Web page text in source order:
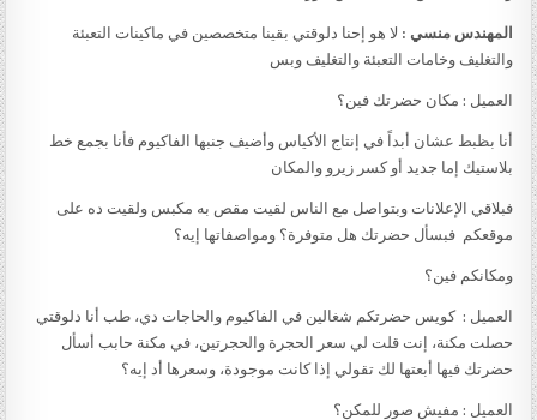
المهندس منسي : لا هو إحنا دلوقتي بقينا متخصصين في ماكينات التعبئة
والتغليف وخامات التعبئة والتغليف وبس
العميل : مكان حضرتك فين؟
أنا بظبط عشان أبداً في إنتاج الأكياس وأضيف جنبها الفاكيوم فأنا بجمع خط
بلاستيك إما جديد أو كسر زيرو والمكان
فبلاقي الإعلانات وبتواصل مع الناس لقيت مقص به مكبس ولقيت ده على
موقعكم فبسأل حضرتك هل متوفرة؟ ومواصفاتها إيه؟
ومكانكم فين؟
العميل : كويس حضرتكم شغالين في الفاكيوم والحاجات دي، طب أنا دلوقتي
حصلت مكنة، إنت قلت لي سعر الحجرة والحجرتين، في مكنة حابب أسأل
حضرتك فيها أبعتها لك تقولي إذا كانت موجودة، وسعرها أد إيه؟
العميل : مفيش صور للمكن؟